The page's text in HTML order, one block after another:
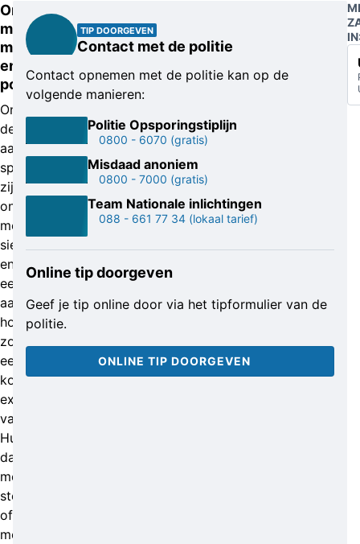
Onder
meer
munten
en
postzegels
Onder
de
aangetroffen
spullen
zijn
onder
meer
sieraden
en
een
aantal
horloges,
zoals
een
kostbaar
exemplaar
van
Hublot
dat
met
steentjes
of
mogelijk
TIP DOORGEVEN
Contact met de politie
Contact opnemen met de politie kan op de
volgende manieren:
Politie Opsporingstiplijn
0800 - 6070 (gratis)
Misdaad anoniem
0800 - 7000 (gratis)
Team Nationale inlichtingen
088 - 661 77 34 (lokaal tarief)
Online tip doorgeven
Geef je tip online door via het tipformulier van de
politie.
ONLINE TIP DOORGEVEN